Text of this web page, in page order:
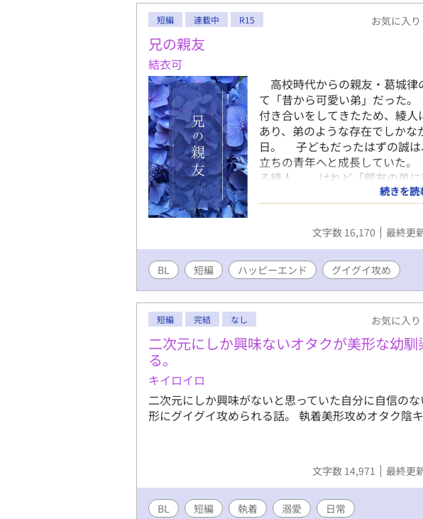
短編 連載中 R15 お気に入り
兄の親友
結衣可
高校時代からの親友・葛城律
て「昔から可愛い弟」だった
付き合いをしてきたため、綾
あり、弟のような存在でしか
日。 子どもだったはずの誠は
立ちの青年へと成長していた
る綾人。 けれど「親友の弟に
を戒め、必死に理性で距離を
幼い頃から抱いてきた綾人へ
た。 「もう子ども扱いしない
り、堂々と想いを伝える。
じゃない」と証明するかのよう
に、綾人は抗えなくなってい
続きを読
文字数 16,170 最終更
BL 短編 ハッピーエンド グイグイ攻め
短編 完結 なし お気に入り
二次元にしか興味ないオタクが美形な幼馴
る。
キイロイロ
二次元にしか興味がないと思っていた自分に自信の
形にグイグイ攻められる話。 執着美形攻めオタク陰
文字数 14,971 最終更
BL 短編 執着 溺愛 日常